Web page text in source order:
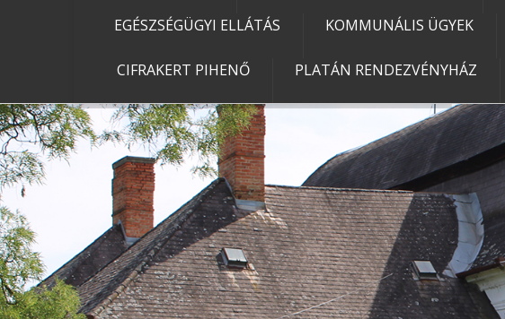
EGÉSZSÉGÜGYI ELLÁTÁS KOMMUNÁLIS ÜGYEK
CIFRAKERT PIHENŐ PLATÁN RENDEZVÉNYHÁZ